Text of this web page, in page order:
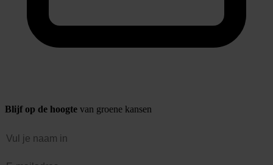
Blijf op de hoogte van groene kansen